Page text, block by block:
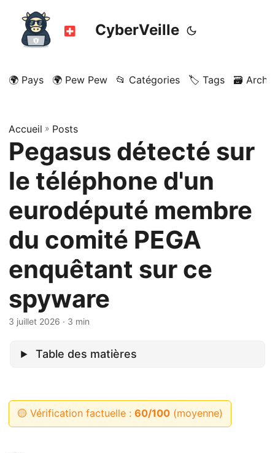
CyberVeille
🌍 Pays 🌍 Pew Pew 📂 Catégories 🏷️ Tags 🗃️
Accueil » Posts
Pegasus détecté sur
le téléphone d'un
eurodéputé membre
du comité PEGA
enquêtant sur ce
spyware
3 juillet 2026 · 3 min
Table des matières
🟡 Vérification factuelle : 60/100(moyenne)